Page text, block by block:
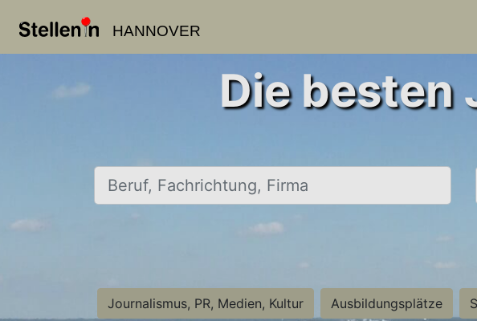
HANNOVER
Die besten
Beruf, Fachrichtung, Firma
Journalismus, PR, Medien, Kultur Ausbildungsplätze